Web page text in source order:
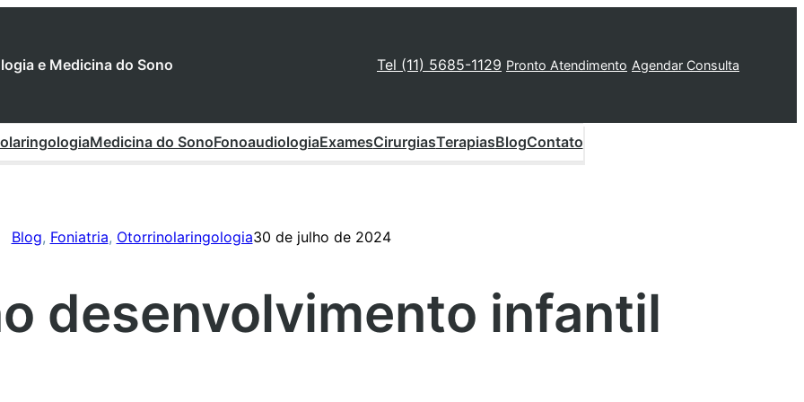
e Medicina do Sono Tel (11) 5685-1129 Pronto Atendimento Agendar Consulta
Medicina do SonoFonoaudiologiaExamesCirurgiasTerapiasBlogContato
Blog, Foniatria, Otorrinolaringologia30 de julho de 2024
desenvolvimento infantil